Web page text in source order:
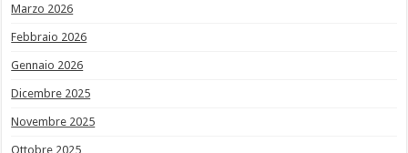
Marzo 2026
Febbraio 2026
Gennaio 2026
Dicembre 2025
Novembre 2025
Ottobre 2025